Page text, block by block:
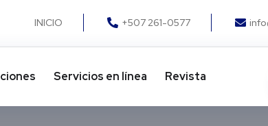
INICIO +507 261-0577
Servicios en línea Revista